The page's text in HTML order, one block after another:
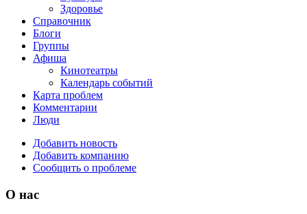
Здоровье
Справочник
Блоги
Группы
Афиша
Кинотеатры
Календарь событий
Карта проблем
Комментарии
Люди
Добавить новость
Добавить компанию
Сообщить о проблеме
О нас